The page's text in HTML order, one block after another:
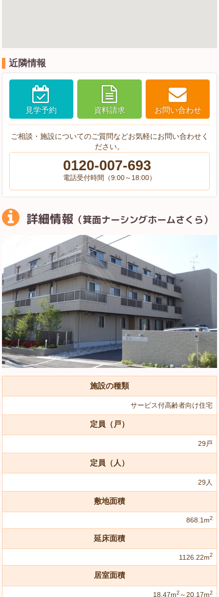
近隣情報
見学予約 資料請求 お問い合わせ
ご相談・施設についてのご質問などお気軽にお問い合わせく
ださい。
0120-007-693
電話受付時間（9:00～18:00）
詳細情報 （箕面ナーシングホームさくら）
施設の種類
サービス付高齢者向け住宅
定員（戸）
29戸
定員（人）
29人
敷地面積
868.1m2
延床面積
1126.22m2
居室面積
18.47m2 ～20.17m2